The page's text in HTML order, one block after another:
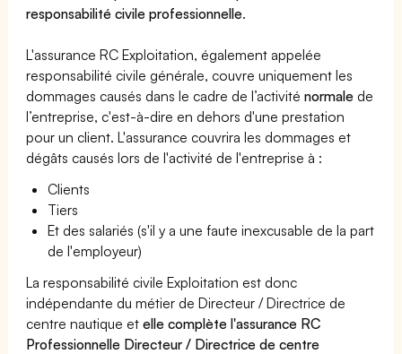
responsabilité civile professionnelle.
L'assurance RC Exploitation, également appelée
responsabilité civile générale, couvre uniquement les
dommages causés dans le cadre de l’activiténormale de
l’entreprise, c'est-à-dire en dehors d'une prestation
pour un client. L'assurance couvrira les dommages et
dégâts causés lors de l'activité de l'entreprise à :
Clients
Tiers
Et des salariés (s'il y a une faute inexcusable de la part
de l'employeur)
La responsabilité civile Exploitation est donc
indépendante du métier de Directeur / Directrice de
centre nautique etelle complète l'assurance RC
Professionnelle Directeur / Directrice de centre